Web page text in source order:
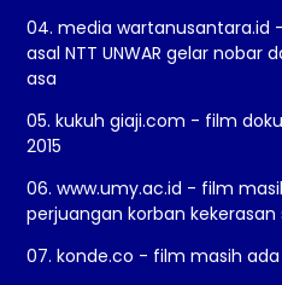
04. media wartanusantara.id
asal NTT UNWAR gelar
asa
05. kukuh giaji.com - film
2015
06. www.umy.ac.id - film
perjuangan korban kekerasan
07. konde.co - film masih ada